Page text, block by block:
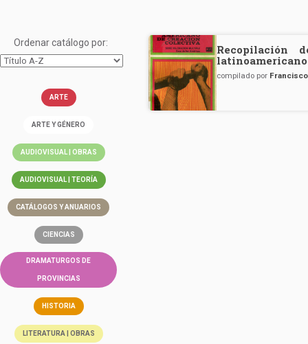
Ordenar catálogo por:
ARTE
ARTE Y GÉNERO
AUDIOVISUAL | OBRAS
AUDIOVISUAL | TEORÍA
CATÁLOGOS Y ANUARIOS
CIENCIAS
DRAMATURGOS DE
PROVINCIAS
HISTORIA
LITERATURA | OBRAS
Recopilación
compilado por